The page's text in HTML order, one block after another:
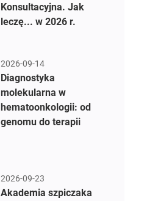
Konsultacyjna. Jak
leczę... w 2026 r.
2026-09-14
Diagnostyka
molekularna w
hematoonkologii: od
genomu do terapii
2026-09-23
Akademia szpiczaka